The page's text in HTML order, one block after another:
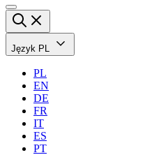
Język PL
PL
EN
DE
FR
IT
ES
PT